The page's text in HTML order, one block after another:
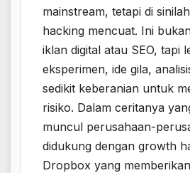
mainstream, tetapi di
hacking mencuat. Ini
iklan digital atau SEO, tapi
eksperimen, ide gila,
sedikit keberanian untuk
risiko. Dalam ceritanya
muncul perusahaan-
didukung dengan growth
Dropbox yang